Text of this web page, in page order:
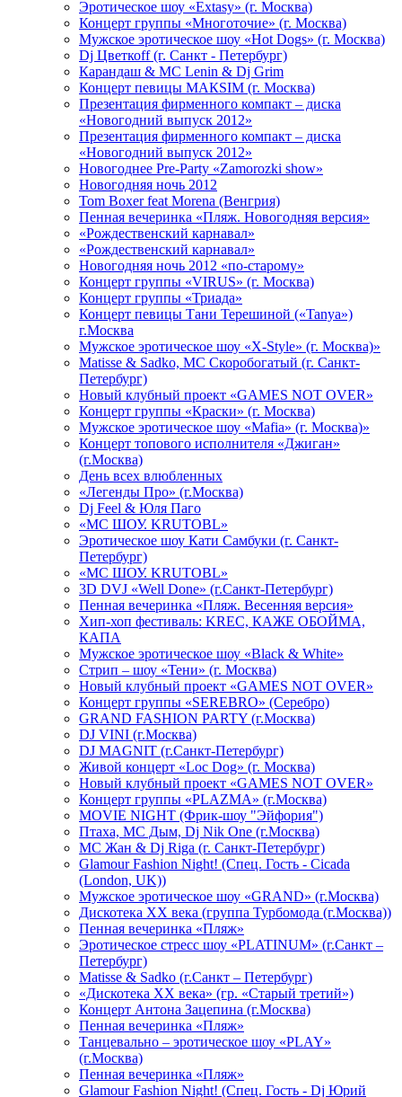
Эротическое шоу «Extasy» (г. Москва)
Концерт группы «Многоточие» (г. Москва)
Мужское эротическое шоу «Hot Dogs» (г. Москва)
Dj Цветкоff (г. Санкт - Петербург)
Карандаш & МС Lenin & Dj Grim
Концерт певицы МАКSIМ (г. Москва)
Презентация фирменного компакт – диска
«Новогодний выпуск 2012»
Презентация фирменного компакт – диска
«Новогодний выпуск 2012»
Новогоднее Pre-Party «Zamorozki show»
Новогодняя ночь 2012
Tom Boxer feat Morena (Венгрия)
Пенная вечеринка «Пляж. Новогодняя версия»
«Рождественский карнавал»
«Рождественский карнавал»
Новогодняя ночь 2012 «по-старому»
Концерт группы «VIRUS» (г. Москва)
Концерт группы «Триада»
Концерт певицы Тани Терешиной («Tanya»)
г.Москва
Мужское эротическое шоу «X-Style» (г. Москва)»
Matissе & Sadko, MC Скоробогатый (г. Санкт-
Петербург)
Новый клубный проект «GAMES NOT OVER»
Концерт группы «Краски» (г. Москва)
Мужское эротическое шоу «Mafia» (г. Москва)»
Концерт топового исполнителя «Джиган»
(г.Москва)
День всех влюбленных
«Легенды Про» (г.Москва)
Dj Feel & Юля Паго
«МС ШОУ. KRUTOBL»
Эротическое шоу Кати Самбуки (г. Санкт-
Петербург)
«МС ШОУ. KRUTOBL»
3D DVJ «Well Done» (г.Санкт-Петербург)
Пенная вечеринка «Пляж. Весенняя версия»
Хип-хоп фестиваль: KREC, КАЖЕ ОБОЙМА,
КАПА
Мужское эротическое шоу «Black & White»
Стрип – шоу «Тени» (г. Москва)
Новый клубный проект «GAMES NOT OVER»
Концерт группы «SEREBRO» (Серебро)
GRAND FASHION PARTY (г.Москва)
DJ VINI (г.Москва)
DJ MAGNIT (г.Санкт-Петербург)
Живой концерт «Loc Dog» (г. Москва)
Новый клубный проект «GAMES NOT OVER»
Концерт группы «PLAZMA» (г.Москва)
MOVIE NIGHT (Фрик-шоу "Эйфория")
Птаха, МС Дым, Dj Nik One (г.Москва)
МС Жан & Dj Riga (г. Санкт-Петербург)
Glamour Fashion Night! (Спец. Гость - Cicada
(London, UK))
Мужское эротическое шоу «GRAND» (г.Москва)
Дискотека XX века (группа Турбомода (г.Москва))
Пенная вечеринка «Пляж»
Эротическое стресс шоу «PLATINUM» (г.Санкт –
Петербург)
Matisse & Sadko (г.Санкт – Петербург)
«Дискотека ХХ века» (гр. «Старый третий»)
Концерт Антона Зацепина (г.Москва)
Пенная вечеринка «Пляж»
Танцевально – эротическое шоу «PLAY»
(г.Москва)
Пенная вечеринка «Пляж»
Glamour Fashion Night! (Спец. Гость - Dj Юрий